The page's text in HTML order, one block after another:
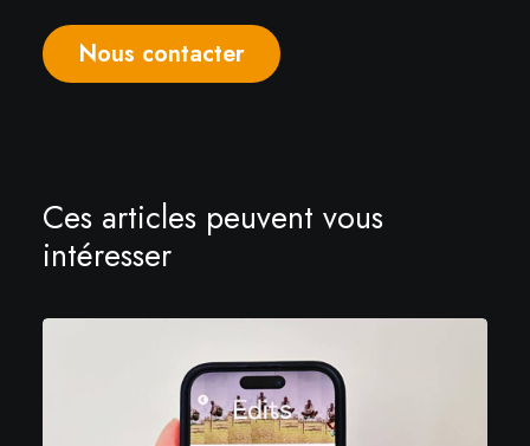
Nous contacter
Ces articles peuvent vous
intéresser